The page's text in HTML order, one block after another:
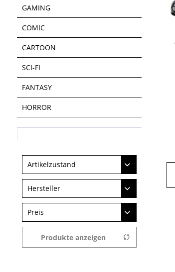
GAMING
COMIC
CARTOON
SCI-FI
FANTASY
HORROR
Artikelzustand
Neu
Hersteller
HASBRO
MEZCO TOYZ
SUPER7
ThreeZero
Preis
bis
Produkte anzeigen